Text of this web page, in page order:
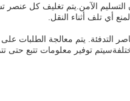
التسليم الآمن.يتم تغليف كل
أي تلف أثناء النقل.
توفير معلومات تتبع حتى